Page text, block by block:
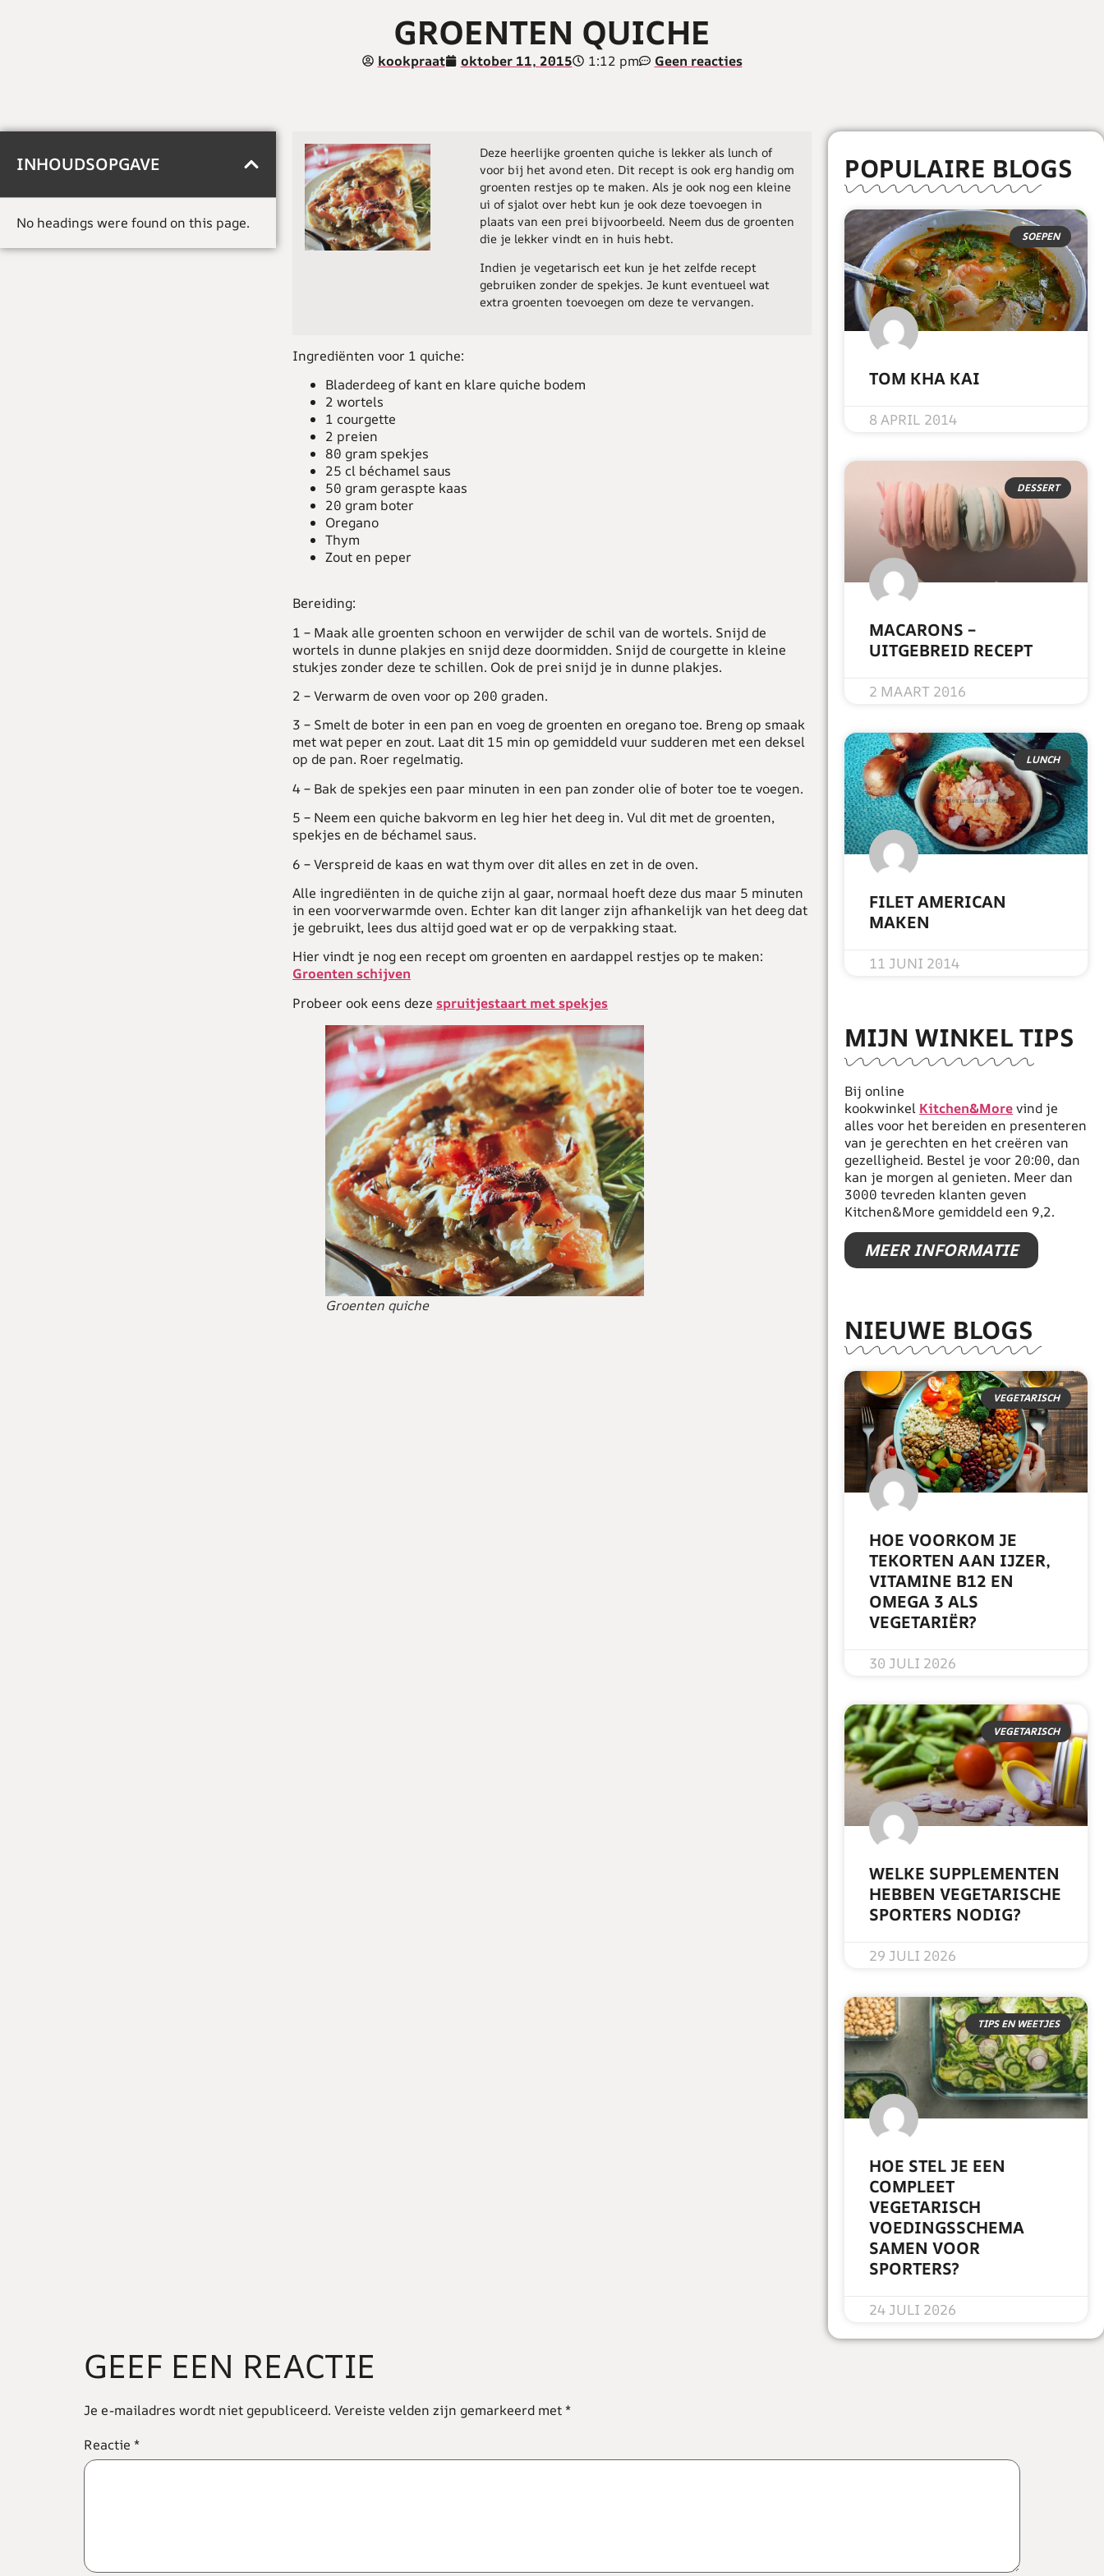
GROENTEN QUICHE
kookpraat oktober 11, 2015 1:12 pm Geen reacties
INHOUDSOPGAVE
No headings were found on this page.
Deze heerlijke groenten quiche is lekker als lunch of
voor bij het avond eten. Dit recept is ook erg handig om
groenten restjes op te maken. Als je ook nog een kleine
ui of sjalot over hebt kun je ook deze toevoegen in
plaats van een prei bijvoorbeeld. Neem dus de groenten
die je lekker vindt en in huis hebt.
Indien je vegetarisch eet kun je het zelfde recept
gebruiken zonder de spekjes. Je kunt eventueel wat
extra groenten toevoegen om deze te vervangen.
Ingrediënten voor 1 quiche:
Bladerdeeg of kant en klare quiche bodem
2 wortels
1 courgette
2 preien
80 gram spekjes
25 cl béchamel saus
50 gram geraspte kaas
20 gram boter
Oregano
Thym
Zout en peper
Bereiding:
1 – Maak alle groenten schoon en verwijder de schil van de wortels. Snijd de
wortels in dunne plakjes en snijd deze doormidden. Snijd de courgette in kleine
stukjes zonder deze te schillen. Ook de prei snijd je in dunne plakjes.
2 –Verwarm de oven voor op 200 graden.
3 – Smelt de boter in een pan en voeg de groenten en oregano toe. Breng op smaak
met wat peper en zout. Laat dit 15 min op gemiddeld vuur sudderen met een deksel
op de pan. Roer regelmatig.
4 – Bak de spekjes een paar minuten in een pan zonder olie of boter toe te voegen.
5 – Neem een quiche bakvorm en leg hier het deeg in. Vul dit met de groenten,
spekjes en de béchamel saus.
6 –Verspreid de kaas en wat thym over dit alles en zet in de oven.
Alle ingrediënten in de quiche zijn al gaar, normaal hoeft deze dus maar 5 minuten
in een voorverwarmde oven. Echter kan dit langer zijn afhankelijk van het deeg dat
je gebruikt, lees dus altijd goed wat er op de verpakking staat.
Hier vindt je nog een recept om groenten en aardappel restjes op te maken:
Groenten schijven
Probeer ook eens deze spruitjestaart met spekjes
Groenten quiche
POPULAIRE BLOGS
SOEPEN
TOM KHA KAI
8 APRIL 2014
DESSERT
MACARONS –
UITGEBREID RECEPT
2 MAART 2016
LUNCH
FILET AMERICAN
MAKEN
11 JUNI 2014
MIJN WINKEL TIPS
Bij online
kookwinkel Kitchen&Morevind je
alles voor het bereiden en presenteren
van je gerechten en het creëren van
gezelligheid. Bestel je voor 20:00, dan
kan je morgen al genieten. Meer dan
3000 tevreden klanten geven
Kitchen&More gemiddeld een 9,2.
MEER INFORMATIE
NIEUWE BLOGS
VEGETARISCH
HOE VOORKOM JE
TEKORTEN AAN IJZER,
VITAMINE B12 EN
OMEGA 3 ALS
VEGETARIËR?
30 JULI 2026
VEGETARISCH
WELKE SUPPLEMENTEN
HEBBEN VEGETARISCHE
SPORTERS NODIG?
29 JULI 2026
TIPS EN WEETJES
HOE STEL JE EEN
COMPLEET
VEGETARISCH
VOEDINGSSCHEMA
SAMEN VOOR
SPORTERS?
24 JULI 2026
GEEF EEN REACTIE
Je e-mailadres wordt niet gepubliceerd. Vereiste velden zijn gemarkeerd met*
Reactie *